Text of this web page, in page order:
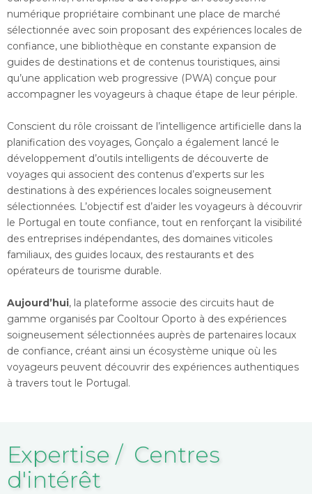
numérique propriétaire combinant une place de marché
sélectionnée avec soin proposant des expériences locales de
confiance, une bibliothèque en constante expansion de
guides de destinations et de contenus touristiques, ainsi
qu’une application web progressive (PWA) conçue pour
accompagner les voyageurs à chaque étape de leur périple.
Conscient du rôle croissant de l’intelligence artificielle dans la
planification des voyages, Gonçalo a également lancé le
développement d’outils intelligents de découverte de
voyages qui associent des contenus d’experts sur les
destinations à des expériences locales soigneusement
sélectionnées. L’objectif est d’aider les voyageurs à découvrir
le Portugal en toute confiance, tout en renforçant la visibilité
des entreprises indépendantes, des domaines viticoles
familiaux, des guides locaux, des restaurants et des
opérateurs de tourisme durable.
Aujourd’hui, la plateforme associe des circuits haut de
gamme organisés par Cooltour Oporto à des expériences
soigneusement sélectionnées auprès de partenaires locaux
de confiance, créant ainsi un écosystème unique où les
voyageurs peuvent découvrir des expériences authentiques
à travers tout le Portugal.
Expertise / Centres
d'intérêt